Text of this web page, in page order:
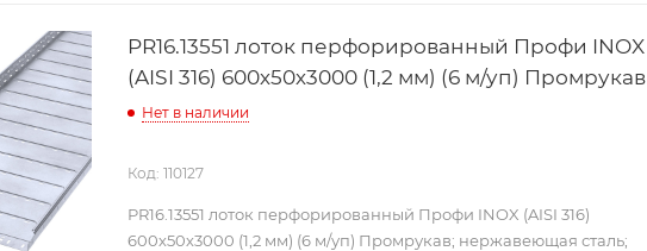
PR16.13551 лоток перфорированный Профи INOX
(AISI 316) 600х50х3000 (1,2 мм) (6 м/уп) Промрукав
Нет в наличии
Код: 110127
PR16.13551 лоток перфорированный Профи INOX (AISI 316)
600х50х3000 (1,2 мм) (6 м/уп) Промрукав; нержавеющая сталь;